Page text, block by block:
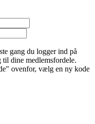
gang du logger ind på
til dine medlemsfordele.
ovenfor, vælg en ny kode